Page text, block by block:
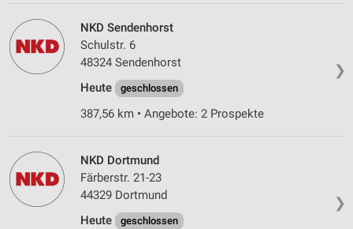
❯
NKD Sendenhorst
Schulstr. 6
48324 Sendenhorst
Heute
geschlossen
387,56 km • Angebote: 2 Prospekte
❯
NKD Dortmund
Färberstr. 21-23
44329 Dortmund
Heute
geschlossen